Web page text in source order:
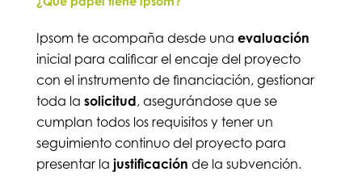
Ipsom te acompaña desde una evaluación
inicial para calificar el encaje del proyecto
con el instrumento de financiación, gestionar
toda la solicitud, asegurándose que se
cumplan todos los requisitos y tener un
seguimiento continuo del proyecto para
presentar la justificación de la subvención.